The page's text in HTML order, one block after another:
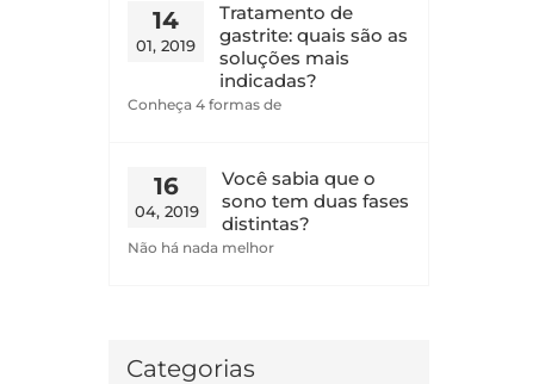
14
01, 2019
Tratamento de
gastrite: quais são as
soluções mais
indicadas?
Conheça 4 formas de
16
04, 2019
Você sabia que o
sono tem duas fases
distintas?
Não há nada melhor
Categorias